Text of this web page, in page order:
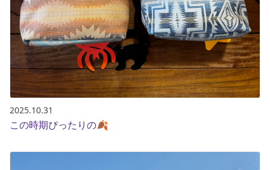
2025.10.31
この時期ぴったりの🍂